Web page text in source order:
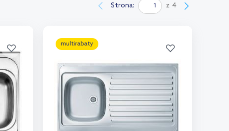
Strona: z 4
multirabaty